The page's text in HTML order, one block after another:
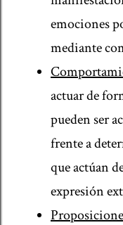
emociones
mediante
actuar de
pueden ser
frente a
que actúan
expresión